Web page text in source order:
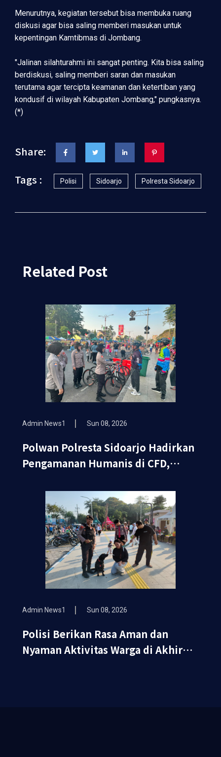
Menurutnya, kegiatan tersebut bisa membuka ruang
diskusi agar bisa saling memberi masukan untuk
kepentingan Kamtibmas di Jombang.
"Jalinan silahturahmi ini sangat penting. Kita bisa saling
berdiskusi, saling memberi saran dan masukan
terutama agar tercipta keamanan dan ketertiban yang
kondusif di wilayah Kabupaten Jombang," pungkasnya.
(*)
Share:
Tags :
Polisi Sidoarjo Polresta Sidoarjo
Related Post
Admin News1 Sun 08, 2026
Polwan Polresta Sidoarjo Hadirkan
Pengamanan Humanis di CFD,
bagi Masyarakat
Admin News1 Sun 08, 2026
Polisi Berikan Rasa Aman dan
Nyaman Aktivitas Warga di Akhir